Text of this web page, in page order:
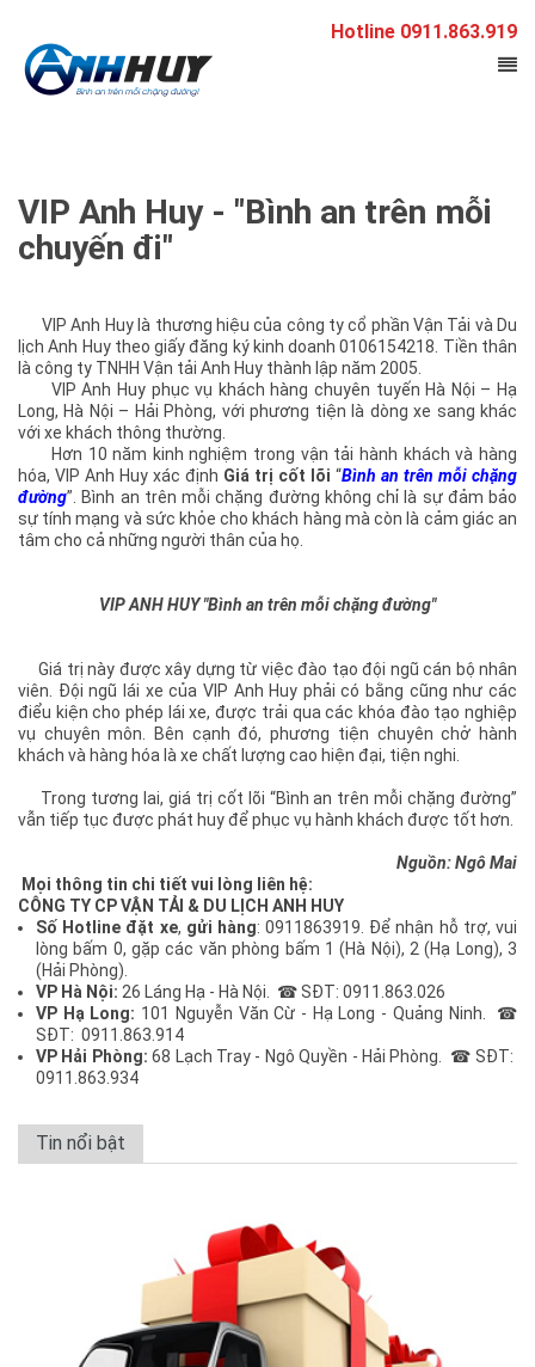
Hotline 0911.863.919
VIP Anh Huy - "Bình an trên mỗi
chuyến đi"
VIP Anh Huy là thương hiệu của công ty cổ phần Vận Tải và Du
lịch Anh Huy theo giấy đăng ký kinh doanh 0106154218. Tiền thân
là công ty TNHH Vận tải Anh Huy thành lập năm 2005.
VIP Anh Huy phục vụ khách hàng chuyên tuyến Hà Nội – Hạ
Long, Hà Nội – Hải Phòng, với phương tiện là dòng xe sang khác
với xe khách thông thường.
Hơn 10 năm kinh nghiệm trong vận tải hành khách và hàng
hóa, VIP Anh Huy xác định Giá trị cốt lõi “Bình an trên mỗi chặng
đường”. Bình an trên mỗi chặng đường không chỉ là sự đảm bảo
sự tính mạng và sức khỏe cho khách hàng mà còn là cảm giác an
tâm cho cả những người thân của họ.
VIP ANH HUY "Bình an trên mỗi chặng đường"
Giá trị này được xây dựng từ việc đào tạo đội ngũ cán bộ nhân
viên. Đội ngũ lái xe của VIP Anh Huy phải có bằng cũng như các
điểu kiện cho phép lái xe, được trải qua các khóa đào tạo nghiệp
vụ chuyên môn. Bên cạnh đó, phương tiện chuyên chở hành
khách và hàng hóa là xe chất lượng cao hiện đại, tiện nghi.
Trong tương lai, giá trị cốt lõi “Bình an trên mỗi chặng đường”
vẫn tiếp tục được phát huy để phục vụ hành khách được tốt hơn.
Nguồn: Ngô Mai
Mọi thông tin chi tiết vui lòng liên hệ:
CÔNG TY CP VẬN TẢI & DU LỊCH ANH HUY
Số Hotline đặt xe, gửi hàng: 0911863919. Để nhận hỗ trợ, vui
lòng bấm 0, gặp các văn phòng bấm 1 (Hà Nội), 2 (Hạ Long), 3
(Hải Phòng).
VP Hà Nội: 26 Láng Hạ - Hà Nội. ☎ SĐT: 0911.863.026
VP Hạ Long: 101 Nguyễn Văn Cừ - Hạ Long - Quảng Ninh. ☎
SĐT: 0911.863.914
VP Hải Phòng: 68 Lạch Tray - Ngô Quyền - Hải Phòng. ☎ SĐT:
0911.863.934
Tin nổi bật